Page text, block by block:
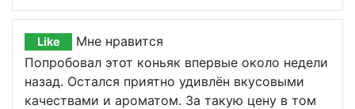
Like
Мне нравится
Попробовал этот коньяк впервые около недели
назад. Остался приятно удивлён вкусовыми
качествами и ароматом. За такую цену в том